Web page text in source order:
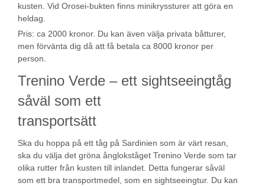
kusten. Vid Orosei-bukten finns minikryssturer att göra en
heldag.
Pris: ca 2000 kronor. Du kan även välja privata båtturer,
men förvänta dig då att få betala ca 8000 kronor per
person.
Trenino Verde – ett sightseeingtåg
såväl som ett
transportsätt
Ska du hoppa på ett tåg på Sardinien som är värt resan,
ska du välja det gröna ånglokståget Trenino Verde som tar
olika rutter från kusten till inlandet. Detta fungerar såväl
som ett bra transportmedel, som en sightseeingtur. Du kan